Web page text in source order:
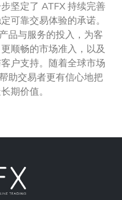
坚定了 ATFX 持续完善
可靠交易体验的承诺。
品与服务的投入，为客
顺畅的市场准入，以及
户支持。随着全球市场
助交易者更有信心地把
期价值。